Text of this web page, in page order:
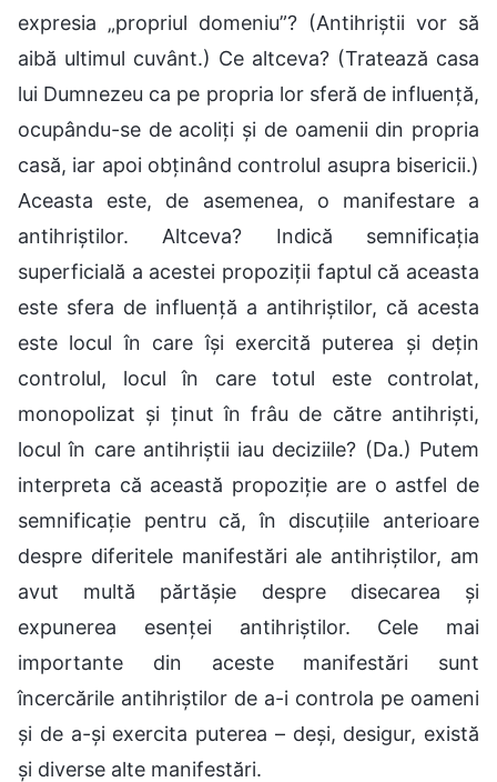
expresia „propriul domeniu”? (Antihriștii vor să
aibă ultimul cuvânt.) Ce altceva? (Tratează casa
lui Dumnezeu ca pe propria lor sferă de influență,
ocupându-se de acoliți și de oamenii din propria
casă, iar apoi obținând controlul asupra bisericii.)
Aceasta este, de asemenea, o manifestare a
antihriștilor. Altceva? Indică semnificația
superficială a acestei propoziții faptul că aceasta
este sfera de influență a antihriștilor, că acesta
este locul în care își exercită puterea și dețin
controlul, locul în care totul este controlat,
monopolizat și ținut în frâu de către antihriști,
locul în care antihriștii iau deciziile? (Da.) Putem
interpreta că această propoziție are o astfel de
semnificație pentru că, în discuțiile anterioare
despre diferitele manifestări ale antihriștilor, am
avut multă părtășie despre disecarea și
expunerea esenței antihriștilor. Cele mai
importante din aceste manifestări sunt
încercările antihriștilor de a-i controla pe oameni
și de a-și exercita puterea – deși, desigur, există
și diverse alte manifestări.